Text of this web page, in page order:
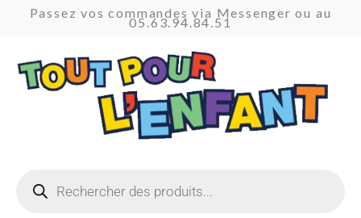
Passez vos commandes via Messenger ou au
05.63.94.84.51
produits